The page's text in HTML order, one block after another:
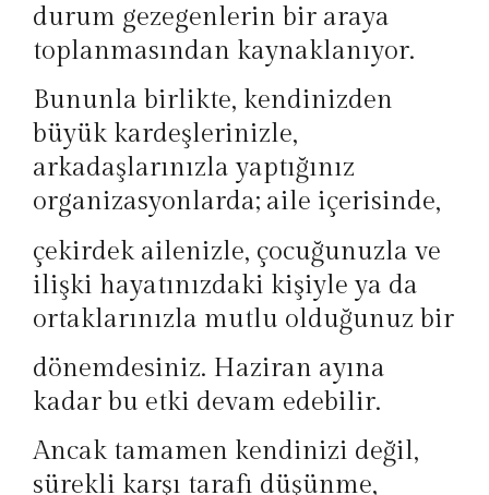
durum gezegenlerin bir araya
toplanmasından kaynaklanıyor.
Bununla birlikte, kendinizden
büyük kardeşlerinizle,
arkadaşlarınızla yaptığınız
organizasyonlarda; aile içerisinde,
çekirdek ailenizle, çocuğunuzla ve
ilişki hayatınızdaki kişiyle ya da
ortaklarınızla mutlu olduğunuz bir
dönemdesiniz. Haziran ayına
kadar bu etki devam edebilir.
Ancak tamamen kendinizi değil,
sürekli karşı tarafı düşünme,